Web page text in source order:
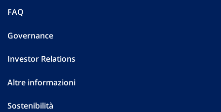
FAQ
Governance
Investor Relations
Altre informazioni
Sostenibilità